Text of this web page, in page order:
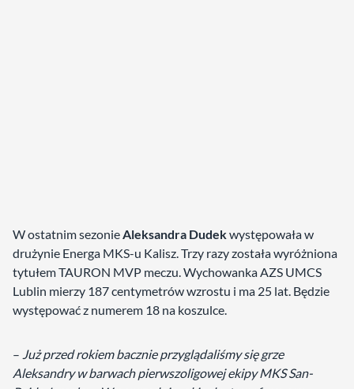
W ostatnim sezonieAleksandra Dudekwystępowała w
drużynie Energa MKS-u Kalisz. Trzy razy została wyróżniona
tytułem TAURON MVP meczu. Wychowanka AZS UMCS
Lublin mierzy 187 centymetrów wzrostu i ma 25 lat. Będzie
występować z numerem 18 na koszulce.
– Już przed rokiem bacznie przyglądaliśmy się grze
Aleksandry w barwach pierwszoligowej ekipy MKS San-